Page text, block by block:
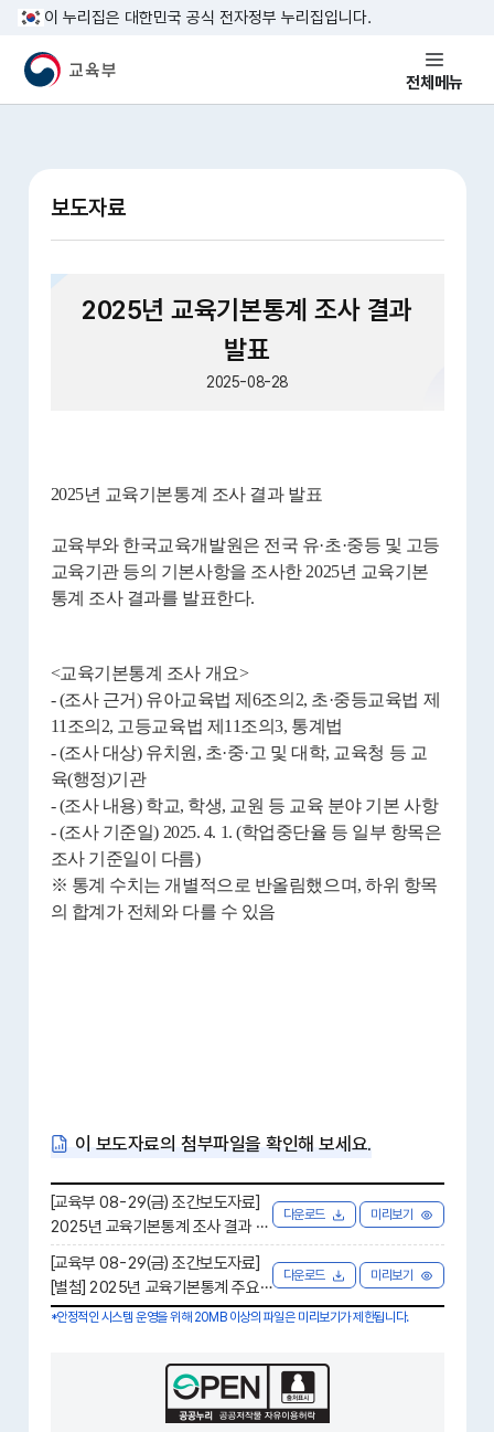
본문 바로가기
이 누리집은 대한민국 공식 전자정부 누리집입니다.
교육부 국민 메인홈페이지 전체메뉴
보도자료
2025년 교육기본통계 조사 결과
발표
2025-08-28
2025년 교육기본통계 조사 결과 발표
교육부와 한국교육개발원은 전국 유·초·중등 및 고등
교육기관 등의 기본사항을 조사한 2025년 교육기본
통계 조사 결과를 발표한다.
<교육기본통계 조사 개요>
- (조사 근거) 유아교육법 제6조의2, 초·중등교육법 제
11조의2, 고등교육법 제11조의3, 통계법
- (조사 대상) 유치원, 초·중·고 및 대학, 교육청 등 교
육(행정)기관
- (조사 내용) 학교, 학생, 교원 등 교육 분야 기본 사항
- (조사 기준일) 2025. 4. 1. (학업중단율 등 일부 항목은
조사 기준일이 다름)
※ 통계 수치는 개별적으로 반올림했으며, 하위 항목
의 합계가 전체와 다를 수 있음
이 보도자료의 첨부파일을 확인해 보세요.
[교육부 08-29(금) 조간보도자료]
2025년 교육기본통계 조사 결과 발
표.hwpx [ 1.1 MB ]
다운로드 미리보기
[교육부 08-29(금) 조간보도자료]
[별첨] 2025년 교육기본통계 주요
내용.hwpx [ 2.5 MB ]
다운로드 미리보기
*안정적인 시스템 운영을 위해 20MB 이상의 파일은 미리보기가 제한됩니다.